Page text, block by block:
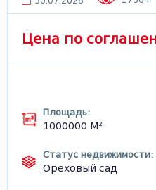
Цена по
Площадь:
1000000 М²
Статус недвижимости:
Ореховый сад